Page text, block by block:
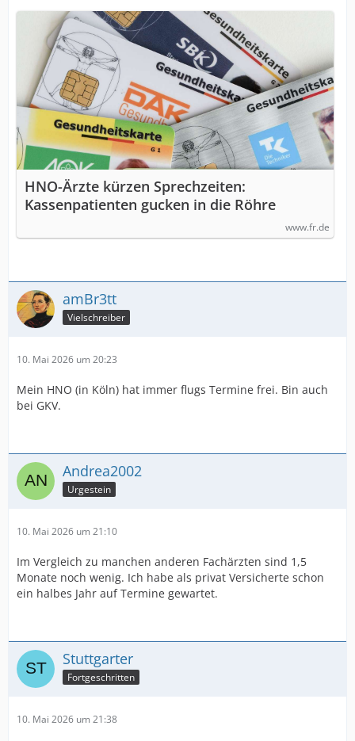
HNO-Ärzte kürzen Sprechzeiten:
Kassenpatienten gucken in die Röhre
www.fr.de
amBr3tt
Vielschreiber
10. Mai 2026 um 20:23
Mein HNO (in Köln) hat immer flugs Termine frei. Bin auch
bei GKV.
Andrea2002
Urgestein
10. Mai 2026 um 21:10
Im Vergleich zu manchen anderen Fachärzten sind 1,5
Monate noch wenig. Ich habe als privat Versicherte schon
ein halbes Jahr auf Termine gewartet.
Stuttgarter
Fortgeschritten
10. Mai 2026 um 21:38